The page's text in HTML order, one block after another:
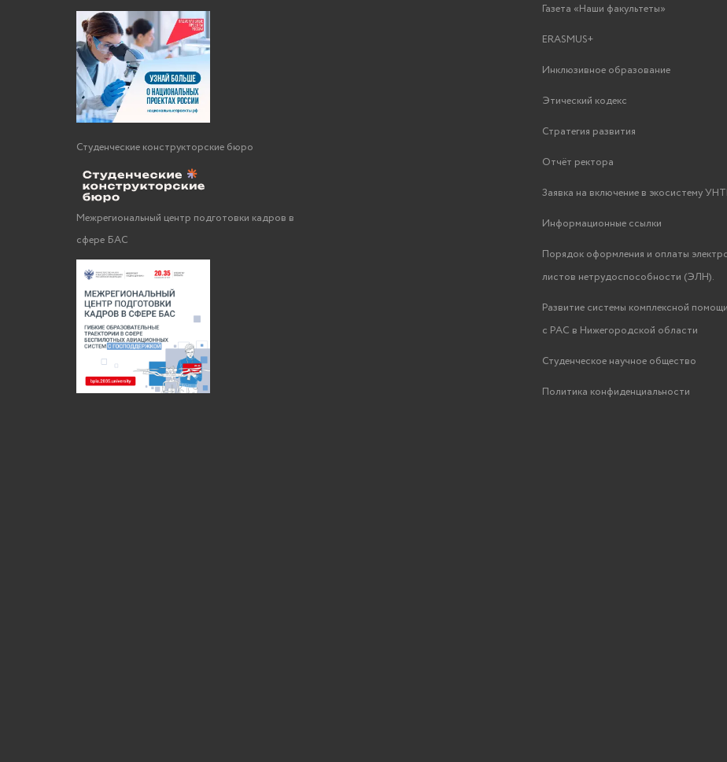
Студенческие конструкторские бюро
Межрегиональный центр подготовки кадров в
сфере БАС
Газета «Наши факультеты»
ERASMUS+
Инклюзивное образование
Этический кодекс
Стратегия развития
Отчёт ректора
Заявка на включение в экосистему
Информационные ссылки
Порядок оформления и оплаты
листов нетрудоспособности (ЭЛН).
Развитие системы комплексной
с РАС в Нижегородской области
Студенческое научное общество
Политика конфиденциальности